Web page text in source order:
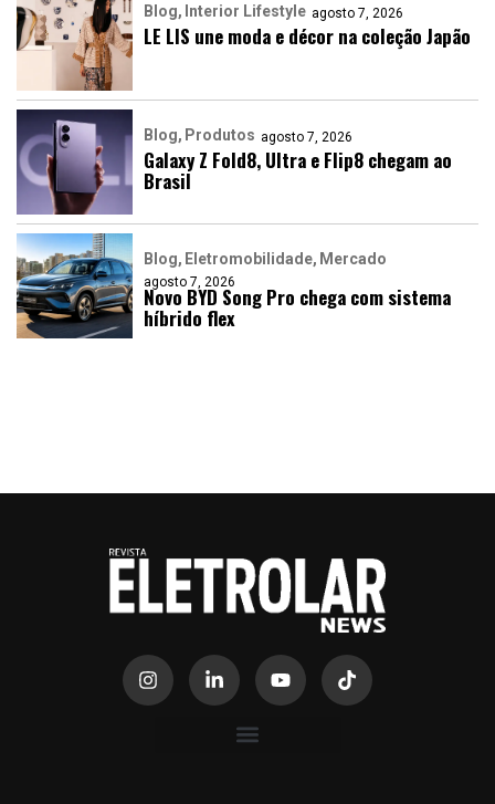
Blog Interior Lifestyle agosto 7, 2026
LE LIS une moda e décor na coleção Japão
Blog Produtos agosto 7, 2026
Galaxy Z Fold8, Ultra e Flip8 chegam ao
Brasil
Blog Eletromobilidade Mercado
agosto 7, 2026
Novo BYD Song Pro chega com sistema
híbrido flex